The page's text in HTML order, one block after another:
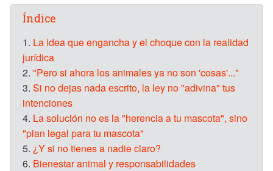
Índice
1. La idea que engancha y el choque con la realidad
jurídica
2. "Pero si ahora los animales ya no son 'cosas'..."
3. Si no dejas nada escrito, la ley no "adivina" tus
intenciones
4. La solución no es la "herencia a tu mascota", sino
"plan legal para tu mascota"
5. ¿Y si no tienes a nadie claro?
6. Bienestar animal y responsabilidades